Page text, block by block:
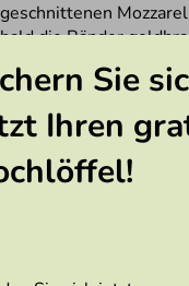
die Ränder
6
Nun
Sie
Ihren